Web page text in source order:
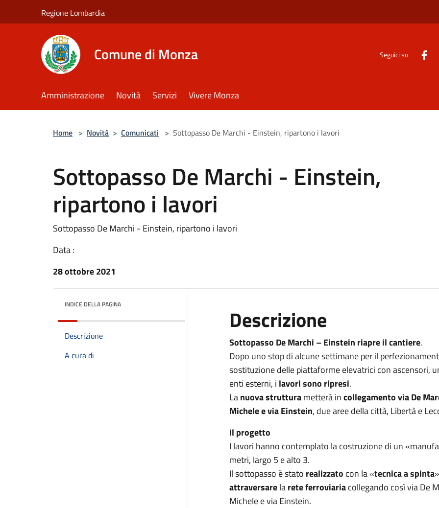
Regione Lombardia
Comune di Monza Seguici su
Amministrazione Novità Servizi Vivere Monza
Home > Novità > Comunicati > Sottopasso De Marchi - Einstein, ripartono i lavori
Sottopasso De Marchi - Einstein,
ripartono i lavori
Sottopasso De Marchi - Einstein, ripartono i lavori
Data :
28 ottobre 2021
INDICE DELLA PAGINA
Descrizione
A cura di
Descrizione
Sottopasso De Marchi – Einstein riapre il cantiere.
Dopo uno stop di alcune settimane per il
sostituzione delle piattaforme elevatrici con ascensori,
enti esterni, i lavori sono ripresi.
Lanuova strutturametterà incollegamentovia De
Michele e via Einstein, due aree della città, Libertà e
Il progetto
I lavori hanno contemplato la costruzione di un
metri, largo 5 e alto 3.
Il sottopasso è stato realizzato con la «tecnica a spinta
attraversarelarete ferroviariacollegando così via De
Michele e via Einstein.